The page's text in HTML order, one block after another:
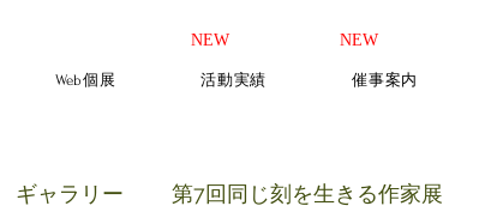
​NEW ​NEW
Web個展 活動実績 催事案内
ギャラリー 第7回同じ刻を生きる作家展